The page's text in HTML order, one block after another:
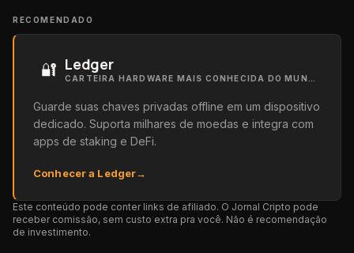
RECOMENDADO
🔐 Ledger
Guarde suas chaves privadas offline em um dispositivo
dedicado. Suporta milhares de moedas e integra com
apps de staking e DeFi.
Conhecer a Ledger→
Este conteúdo pode conter links de afiliado. O Jornal Cripto pode
receber comissão, sem custo extra pra você. Não é recomendação
de investimento.